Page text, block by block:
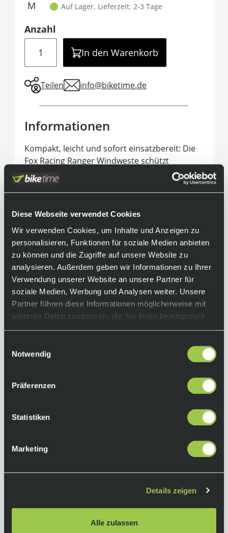
Diese Webseite verwendet Cookies
Wir verwenden Cookies, um Inhalte und Anzeigen zu
personalisieren, Funktionen für soziale Medien anbieten
zu können und die Zugriffe auf unsere Website zu
analysieren. Außerdem geben wir Informationen zu Ihrer
Verwendung unserer Website an unsere Partner für
soziale Medien, Werbung und Analysen weiter. Unsere
Partner führen diese Informationen möglicherweise mit
weiteren Daten zusammen, die Sie ihnen bereitgestellt
haben oder die sie im Rahmen Ihrer Nutzung der Dienste
Notwendig
Präferenzen
Statistiken
Marketing
Details zeigen
Alle zulassen
It is required to select one of the available
M Auf Lager. Lieferzeit: 2-3 Tage
Anzahl
In den Warenkorb
Teilen info@biketime.de
Informationen
Kompakt, leicht und sofort einsatzbereit: Die
Fox Racing Ranger Windweste schützt
zuverlässig vor Wind und Kälte – ideal bei
plötzlichen Wetterumschwüngen. Dank
während Reißverschlusstaschen deine
übergezogen, bleibt dein Flow auf dem Trail
ungestört. Immer dabei, wenn’s drauf
ankommt.
Equipment
Funktionen:
• ultraleichter Cordura-Ripstop-Hauptkörper®
• zwei Einschubtaschen mit Reißverschluss
wichtigsten Utensilien
Reißverschlusstasche
bleibt
Black
Herstellerinformationen